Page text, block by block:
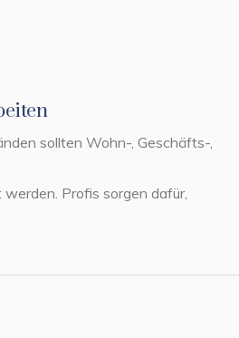
sollten Wohn-, Geschäfts-,
Profis sorgen dafür,